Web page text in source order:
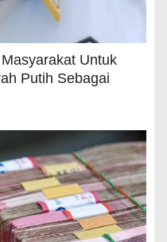
Untuk
Putih Sebagai